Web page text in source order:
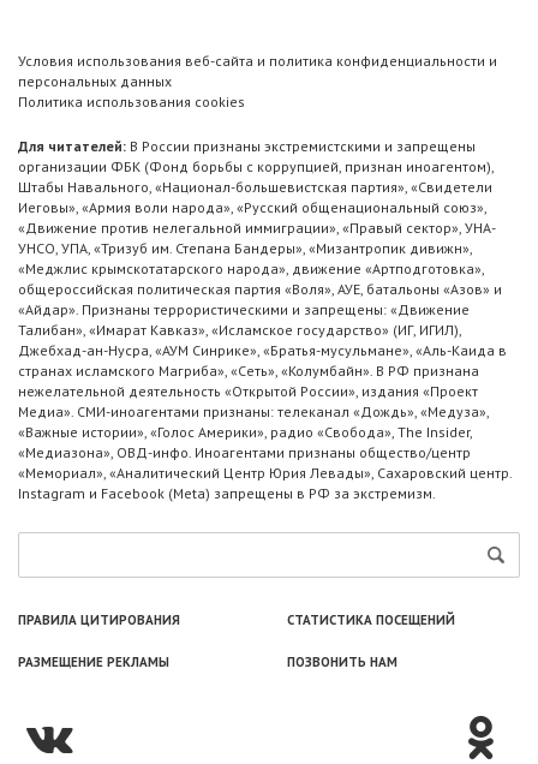
Условия использования веб-сайта и политика конфиденциальности и
персональных данных
Политика использования cookies
Для читателей: В России признаны экстремистскими и запрещены
организации ФБК (Фонд борьбы с коррупцией, признан иноагентом),
Штабы Навального, «Национал-большевистская партия», «Свидетели
Иеговы», «Армия воли народа», «Русский общенациональный союз»,
«Движение против нелегальной иммиграции», «Правый сектор», УНА-
УНСО, УПА, «Тризуб им. Степана Бандеры», «Мизантропик дивижн»,
«Меджлис крымскотатарского народа», движение «Артподготовка»,
общероссийская политическая партия «Воля», АУЕ, батальоны «Азов» и
«Айдар». Признаны террористическими и запрещены: «Движение
Талибан», «Имарат Кавказ», «Исламское государство» (ИГ, ИГИЛ),
Джебхад-ан-Нусра, «АУМ Синрике», «Братья-мусульмане», «Аль-Каида в
странах исламского Магриба», «Сеть», «Колумбайн». В РФ признана
нежелательной деятельность «Открытой России», издания «Проект
Медиа». СМИ-иноагентами признаны: телеканал «Дождь», «Медуза»,
«Важные истории», «Голос Америки», радио «Свобода», The Insider,
«Медиазона», ОВД-инфо. Иноагентами признаны общество/центр
«Мемориал», «Аналитический Центр Юрия Левады», Сахаровский центр.
Instagram и Facebook (Metа) запрещены в РФ за экстремизм.
ПРАВИЛА ЦИТИРОВАНИЯ СТАТИСТИКА ПОСЕЩЕНИЙ
РАЗМЕЩЕНИЕ РЕКЛАМЫ ПОЗВОНИТЬ НАМ